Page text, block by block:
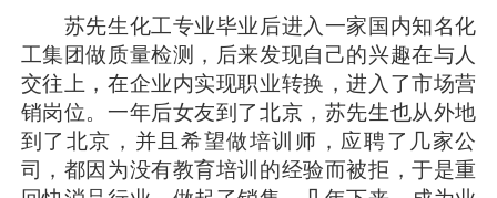
苏先生化工专业毕业后进入一家国内知名化
工集团做质量检测，后来发现自己的兴趣在与人
交往上，在企业内实现职业转换，进入了市场营
销岗位。一年后女友到了北京，苏先生也从外地
到了北京，并且希望做培训师，应聘了几家公
司，都因为没有教育培训的经验而被拒，于是重